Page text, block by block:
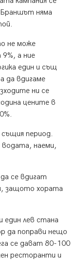
Браншът няма
не може
а ние
един и същ
да вдигаме
ни се
цените в
период.
водата, наеми,
се вдигат
защото хората
лев стана
да поправи нещо
се дават 80-100
ресторанти и